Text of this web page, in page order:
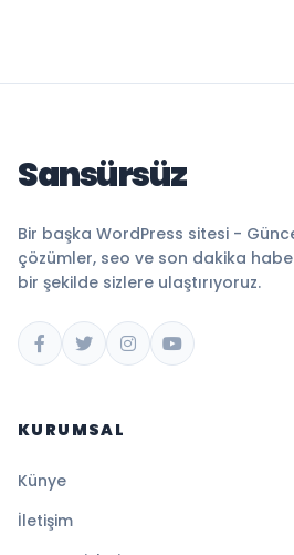
Sansürsüz
Bir başka WordPress sitesi -
çözümler, seo ve son dakika
bir şekilde sizlere ulaştırıyoruz.
KURUMSAL
Künye
İletişim